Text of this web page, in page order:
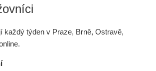
každý týden v Praze, Brně, Ostravě,